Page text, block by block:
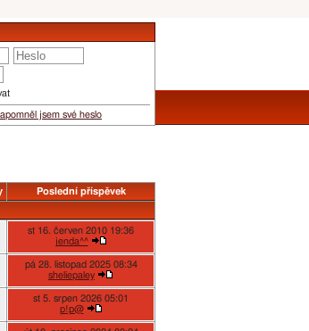
jsem své heslo
Poslední příspěvek
st 16. červen 2010 19:36
jenda^^
pá 28. listopad 2025 08:34
sheliepaley
st 5. srpen 2026 05:01
p!p@